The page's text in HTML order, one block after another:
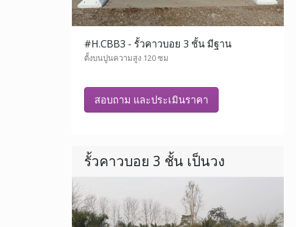
#H.CBB3 - รั้วคาวบอย 3 ชั้น มีฐาน
ตั้งบนปูนความสูง 120 ซม
สอบถาม และประเมินราคา
รั้วคาวบอย 3 ชั้น เป็นวง